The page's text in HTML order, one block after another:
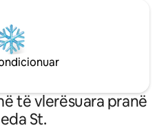
të vlerësuara pranë
St.